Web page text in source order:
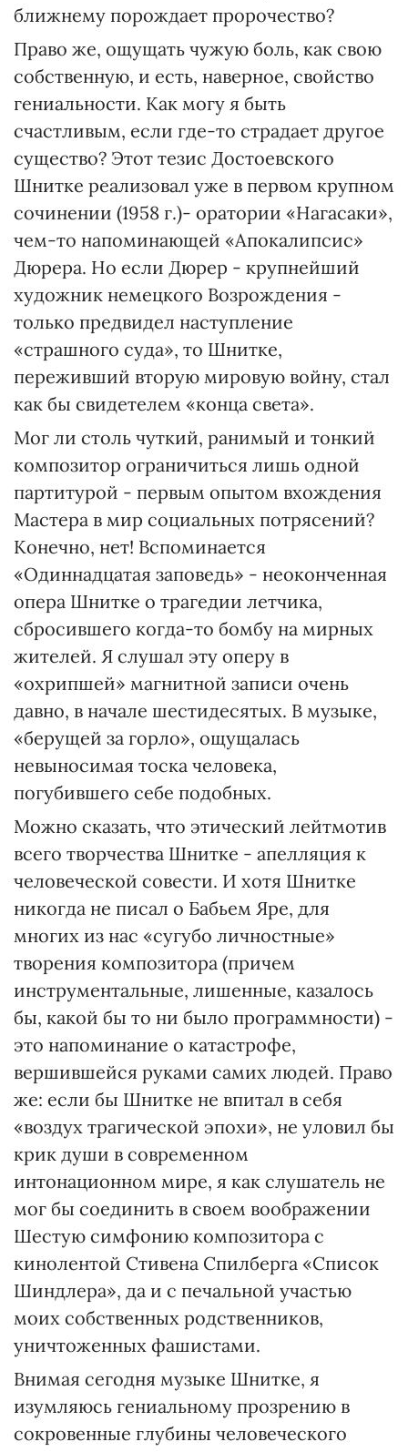
ближнему порождает пророчество?
Право же, ощущать чужую боль, как свою
собственную, и есть, наверное, свойство
гениальности. Как могу я быть
счастливым, если где-то страдает другое
существо? Этот тезис Достоевского
Шнитке реализовал уже в первом крупном
сочинении (1958 г.)- оратории «Нагасаки»,
чем-то напоминающей «Апокалипсис»
Дюрера. Но если Дюрер - крупнейший
художник немецкого Возрождения -
только предвидел наступление
«страшного суда», то Шнитке,
переживший вторую мировую войну, стал
как бы свидетелем «конца света».
Мог ли столь чуткий, ранимый и тонкий
композитор ограничиться лишь одной
партитурой - первым опытом вхождения
Мастера в мир социальных потрясений?
Конечно, нет! Вспоминается
«Одиннадцатая заповедь» - неоконченная
опера Шнитке о трагедии летчика,
сбросившего когда-то бомбу на мирных
жителей. Я слушал эту оперу в
«охрипшей» магнитной записи очень
давно, в начале шестидесятых. В музыке,
«берущей за горло», ощущалась
невыносимая тоска человека,
погубившего себе подобных.
Можно сказать, что этический лейтмотив
всего творчества Шнитке - апелляция к
человеческой совести. И хотя Шнитке
никогда не писал о Бабьем Яре, для
многих из нас «сугубо личностные»
творения композитора (причем
инструментальные, лишенные, казалось
бы, какой бы то ни было программности) -
это напоминание о катастрофе,
вершившейся руками самих людей. Право
же: если бы Шнитке не впитал в себя
«воздух трагической эпохи», не уловил бы
крик души в современном
интонационном мире, я как слушатель не
мог бы соединить в своем воображении
Шестую симфонию композитора с
кинолентой Стивена Спилберга «Список
Шиндлера», да и с печальной участью
моих собственных родственников,
уничтоженных фашистами.
Внимая сегодня музыке Шнитке, я
изумляюсь гениальному прозрению в
сокровенные глубины человеческого